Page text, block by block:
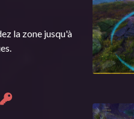
la zone jusqu'à